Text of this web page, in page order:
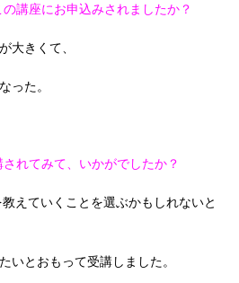
講座にお申込みされましたか？
大きくて、
った。
れてみて、いかがでしたか？
えていくことを選ぶかもしれないと
いとおもって受講しました。